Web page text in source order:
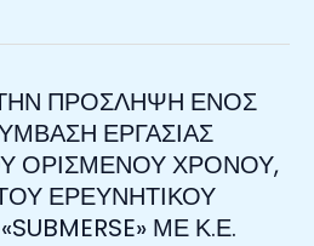
ΠΡΟΣΛΗΨΗ ΕΝΟΣ
ΕΡΓΑΣΙΑΣ
ΟΡΙΣΜΕΝΟΥ ΧΡΟΝΟΥ,
ΕΡΕΥΝΗΤΙΚΟΥ
ΜΕ Κ.Ε.